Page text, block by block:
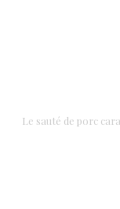
Le sauté de porc